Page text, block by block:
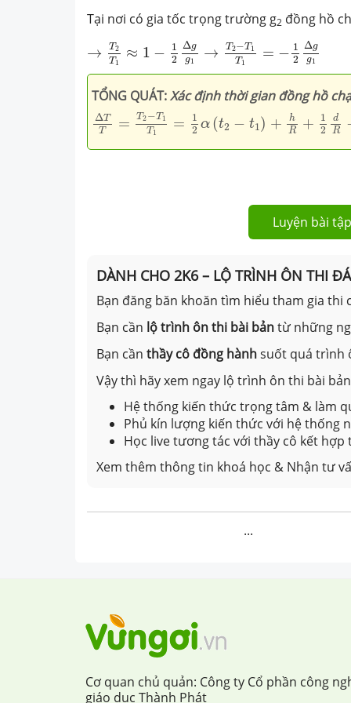
Tại nơi có gia tốc trọng trường g2 đồng hồ
→ T2
T1
≈ 1 −
1
2
Δg
g1
→ T2−T1
T1
= − 1
2
Δg
g1
T2 2 Δgg →T − =− 12
TỔNG QUÁT:Xác định thời gian đồng hồ
ΔT
T
= T2−T 1
T 1
=
1
2 α (t2 − t1) +
h
R
+
1
2
d
R
ΔTT 2−T1 = α t1 R +1 d R
Luyện bài
DÀNH CHO 2K6 – LỘ TRÌNH ÔN THI
Bạn đăng băn khoăn tìm hiểu tham gia thi
Bạn cần lộ trình ôn thi bài bảntừ những
Bạn cần thầy cô đồng hànhsuốt quá trình
Vậy thì hãy xem ngay lộ trình ôn thi bài bản
Hệ thống kiến thức trọng tâm & làm
Phủ kín lượng kiến thức với hệ thống
Học live tương tác với thầy cô kết
Xem thêm thông tin khoá học & Nhận tư
...
Cơ quan chủ quản: Công ty Cổ phần công
giáo dục Thành Phát